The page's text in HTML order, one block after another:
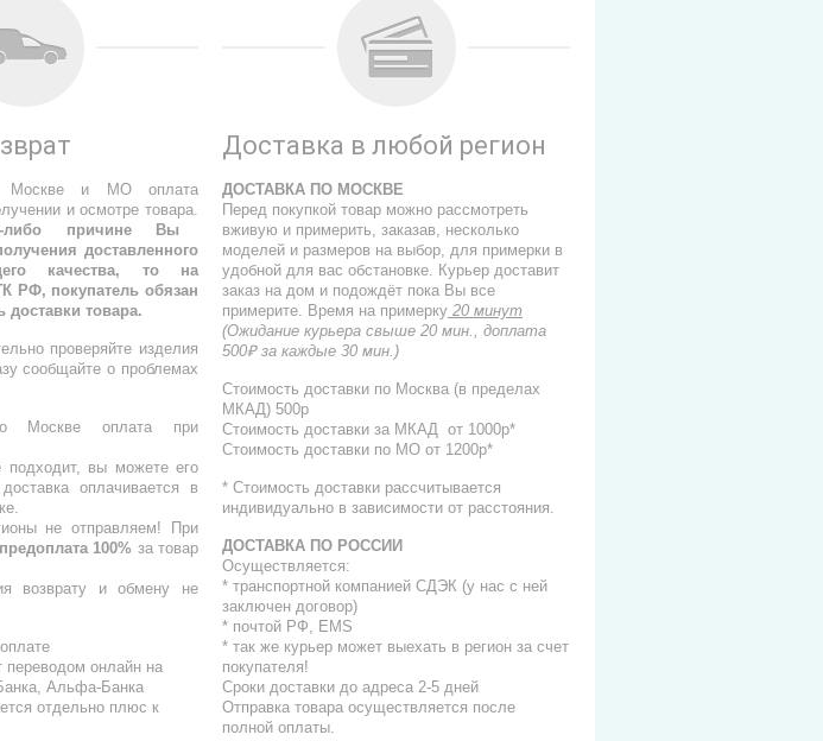
Москве и МО оплата
и осмотре товара.
либо причине Вы
доставленного
качества, то на
РФ, покупатель обязан
доставки товара.
проверяйте изделия
сообщайте о проблемах
Москве оплата при
подходит, вы можете его
оплачивается в
не отправляем! При
предоплата 100% за товар
возврату и обмену не
переводом онлайн на
Альфа-Банка
отдельно плюс к
Доставка в любой регион
ДОСТАВКА ПО МОСКВЕ
Перед покупкой товар можно рассмотреть
вживую и примерить, заказав, несколько
моделей и размеров на выбор, для примерки в
удобной для вас обстановке. Курьер доставит
заказ на дом и подождёт пока Вы все
примерите. Время на примерку 20 минут
(Ожидание курьера свыше 20 мин., доплата
500₽ за каждые 30 мин.)
Стоимость доставки по Москва (в пределах
МКАД) 500р
Стоимость доставки за МКАД от 1000р*
Стоимость доставки по МО от 1200р*
* Стоимость доставки рассчитывается
индивидуально в зависимости от расстояния.
ДОСТАВКА ПО РОССИИ
Осуществляется:
* транспортной компанией СДЭК (у нас с ней
заключен договор)
* почтой РФ, EMS
* ⁠так же курьер может выехать в регион за счет
покупателя!
Сроки доставки до адреса 2-5 дней
Отправка товара осуществляется после
полной оплаты.